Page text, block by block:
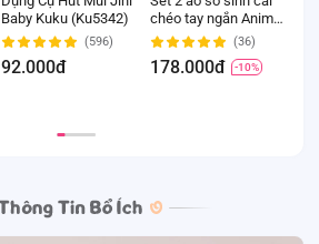
Baby Kuku (Ku5342)
(596)
92.000đ
chéo tay ngắn Animo
Easy KV0724002 (3-
6M,Trắng-HT Chim
non)
(36)
178.000đ -10%